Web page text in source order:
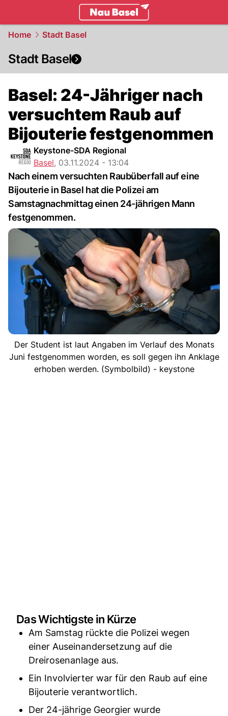
Home Stadt Basel
Stadt Basel
Basel: 24-Jähriger nach
versuchtem Raub auf
Bijouterie festgenommen
Keystone-SDA Regional
Basel, 03.11.2024 - 13:04
Nach einem versuchten Raubüberfall auf eine
Bijouterie in Basel hat die Polizei am
Samstagnachmittag einen 24-jährigen Mann
festgenommen.
Der Student ist laut Angaben im Verlauf des Monats
Juni festgenommen worden, es soll gegen ihn Anklage
erhoben werden. (Symbolbild) - keystone
Das Wichtigste in Kürze
Am Samstag rückte die Polizei wegen
einer Auseinandersetzung auf die
Dreirosenanlage aus.
Ein Involvierter war für den Raub auf eine
Bijouterie verantwortlich.
Der 24-jährige Georgier wurde